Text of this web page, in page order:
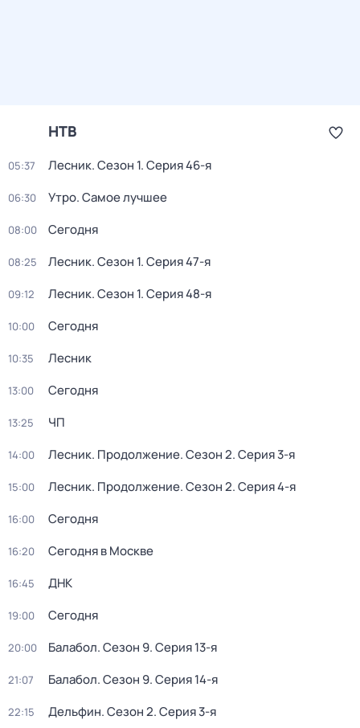
НТВ
05:37 Лесник. Сезон 1. Серия 46-я
06:30 Утро. Самое лучшее
08:00 Сегодня
08:25 Лесник. Сезон 1. Серия 47-я
09:12 Лесник. Сезон 1. Серия 48-я
10:00 Сегодня
10:35 Лесник
13:00 Сегодня
13:25 ЧП
14:00 Лесник. Продолжение. Сезон 2. Серия 3-я
15:00 Лесник. Продолжение. Сезон 2. Серия 4-я
16:00 Сегодня
16:20 Сегодня в Москве
16:45 ДНК
19:00 Сегодня
20:00 Балабол. Сезон 9. Серия 13-я
21:07 Балабол. Сезон 9. Серия 14-я
22:15 Дельфин. Сезон 2. Серия 3-я